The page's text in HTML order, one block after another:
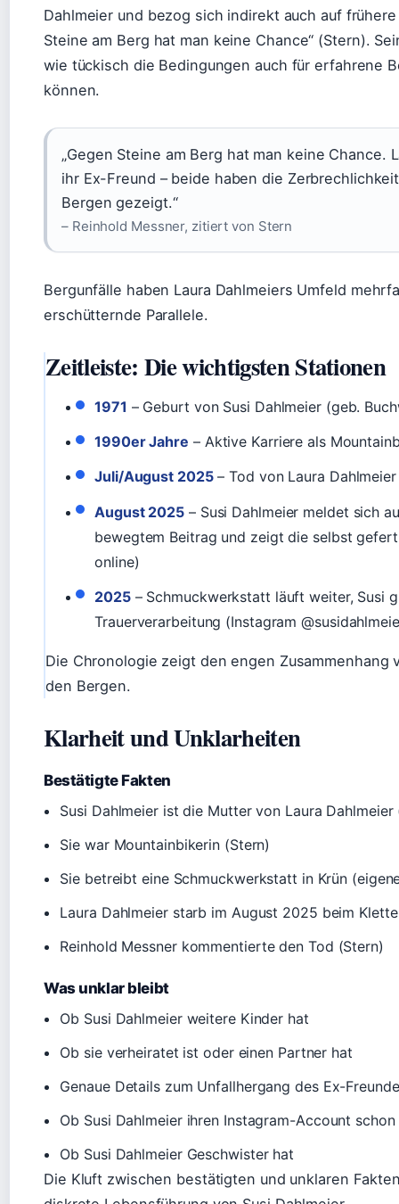
Dahlmeier und bezog sich indirekt auch auf frühere
Steine am Berg hat man keine Chance“ (Stern).
wie tückisch die Bedingungen auch für erfahrene
können.
„Gegen Steine am Berg hat man keine Chance.
ihr Ex-Freund – beide haben die
Bergen gezeigt.“
– Reinhold Messner, zitiert von Stern
Bergunfälle haben Laura Dahlmeiers Umfeld
erschütternde Parallele.
Zeitleiste: Die wichtigsten Stationen
1971 – Geburt von Susi Dahlmeier (geb.
1990er Jahre – Aktive Karriere als
Juli/August 2025– Tod von Laura
August 2025 – Susi Dahlmeier meldet sich
bewegtem Beitrag und zeigt die selbst
online)
2025– Schmuckwerkstatt läuft weiter, Susi
Trauerverarbeitung (Instagram
Die Chronologie zeigt den engen Zusammenhang
den Bergen.
Klarheit und Unklarheiten
Bestätigte Fakten
Susi Dahlmeier ist die Mutter von Laura
Sie war Mountainbikerin (Stern)
Sie betreibt eine Schmuckwerkstatt in Krün
Laura Dahlmeier starb im August 2025 beim
Reinhold Messner kommentierte den Tod (Stern)
Was unklar bleibt
Ob Susi Dahlmeier weitere Kinder hat
Ob sie verheiratet ist oder einen Partner hat
Genaue Details zum Unfallhergang des Ex-
Ob Susi Dahlmeier ihren Instagram-Account
Ob Susi Dahlmeier Geschwister hat
Die Kluft zwischen bestätigten und unklaren